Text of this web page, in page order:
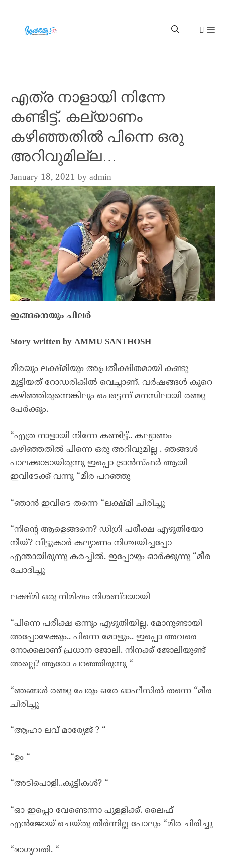
എത്ര നാളായി നിന്നേ
കണ്ടിട്ട്. കല്യാണം
കഴിഞ്ഞതിൽ പിന്നെ ഒരു
അറിവുമില്ല…
January 18, 2021 by admin
ഇങ്ങനെയും ചിലർ
Story written by AMMU SANTHOSH
മീരയും ലക്ഷ്മിയും അപ്രതീക്ഷിതമായി കണ്ടു
മുട്ടിയത് റോഡരികിൽ വെച്ചാണ്. വർഷങ്ങൾ കുറെ
കഴിഞ്ഞിരുന്നെങ്കിലും പെട്ടെന്ന് മനസിലായി രണ്ടു
പേർക്കും.
“എത്ര നാളായി നിന്നേ കണ്ടിട്ട്.. കല്യാണം
കഴിഞ്ഞതിൽ പിന്നെ ഒരു അറിവുമില്ല . ഞങ്ങൾ
പാലക്കാടായിരുന്നു ഇപ്പൊ ട്രാൻസ്ഫർ ആയി
ഇവിടേക്ക് വന്നു “മീര പറഞ്ഞു
“ഞാൻ ഇവിടെ തന്നെ “ലക്ഷ്മി ചിരിച്ചു
“നിന്റെ ആളെങ്ങനെ? ഡിഗ്രി പരീക്ഷ എഴുതിയോ
നീയ്? വീട്ടുകാർ കല്യാണം നിശ്ചയിച്ചപ്പോ
എന്തായിരുന്നു കരച്ചിൽ. ഇപ്പോഴും ഓർക്കുന്നു “മീര
ചോദിച്ചു
ലക്ഷ്മി ഒരു നിമിഷം നിശബ്ദയായി
“പിന്നെ പരീക്ഷ ഒന്നും എഴുതിയില്ല. മോനുണ്ടായി
അപ്പോഴേക്കും.. പിന്നെ മോളും.. ഇപ്പൊ അവരെ
നോക്കലാണ് പ്രധാന ജോലി. നിനക്ക് ജോലിയുണ്ട്
അല്ലെ? ആരോ പറഞ്ഞിരുന്നു “
“ഞങ്ങൾ രണ്ടു പേരും ഒരേ ഓഫീസിൽ തന്നെ “മീര
ചിരിച്ചു
“ആഹാ ലവ് മാര്യേജ് ? “
“ഉം “
“അടിപൊളി..കുട്ടികൾ? “
“ഓ ഇപ്പൊ വേണ്ടെന്നാ പുള്ളിക്ക്. ലൈഫ്
എൻജോയ് ചെയ്തു തീർന്നില്ല പോലും “മീര ചിരിച്ചു
“ഭാഗ്യവതി. “